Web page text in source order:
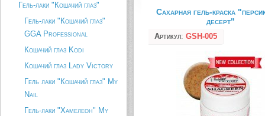
Гель-лаки "Кошачий глаз"
Гель-лаки "Кошачий глаз"
GGA Professional
Кошачий глаз Kodi
Кошачий глаз Lady Victory
Гель лаки "Кошачий глаз" My
Nail
Гель-лаки "Хамелеон" My
видов дизайна ногтей при
Идеально подходит для
модерн, а также используется
улыбки. Нестандартный дизайн
создает эффект объёма, как к
аквариум. Сахарный гель...
Описание товара
Сахарная гель-краска
десерт"
Артикул: GSH-005